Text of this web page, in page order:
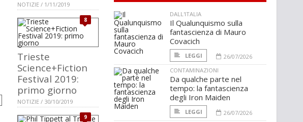
NOTIZIE / 1/11/2019
8
Trieste
Science+Fiction
Festival 2019:
primo giorno
NOTIZIE / 30/10/2019
9
DALL'ITALIA
Il Qualunquismo sulla
fantascienza di Mauro
Covacich
LEGGI
26/07/2026
CONTAMINAZIONI
Da qualche parte nel
tempo: la fantascienza
degli Iron Maiden
LEGGI
26/07/2026